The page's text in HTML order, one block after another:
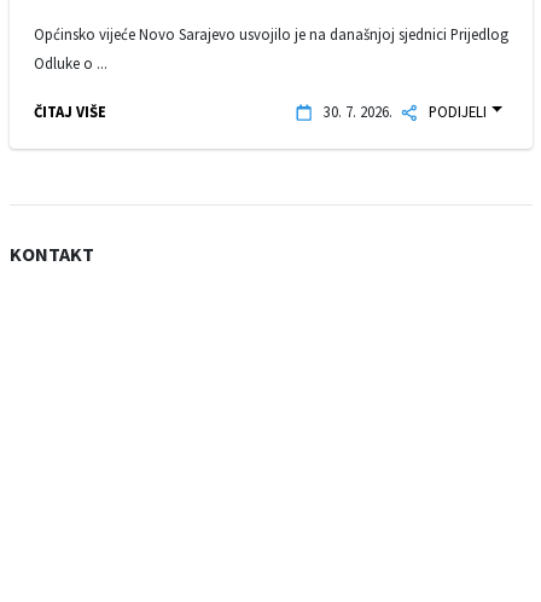
Općinsko vijeće Novo Sarajevo usvojilo je na današnjoj sjednici Prijedlog
Odluke o ...
ČITAJ VIŠE 30. 7. 2026. PODIJELI
KONTAKT